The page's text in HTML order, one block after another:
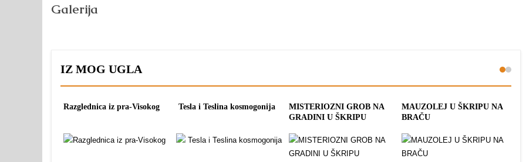
Galerija
IZ MOG UGLA
Razglednica iz pra-Visokog Tesla i Teslina kosmogonija
MISTERIOZNI GROB NA
GRADINI U ŠKRIPU
MAUZOLEJ U ŠKRIPU NA
BRAČU